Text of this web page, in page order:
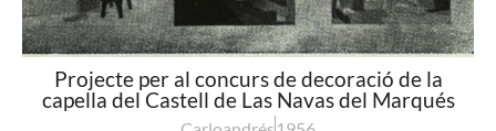
Projecte per al concurs de decoració de la
capella del Castell de Las Navas del Marqués